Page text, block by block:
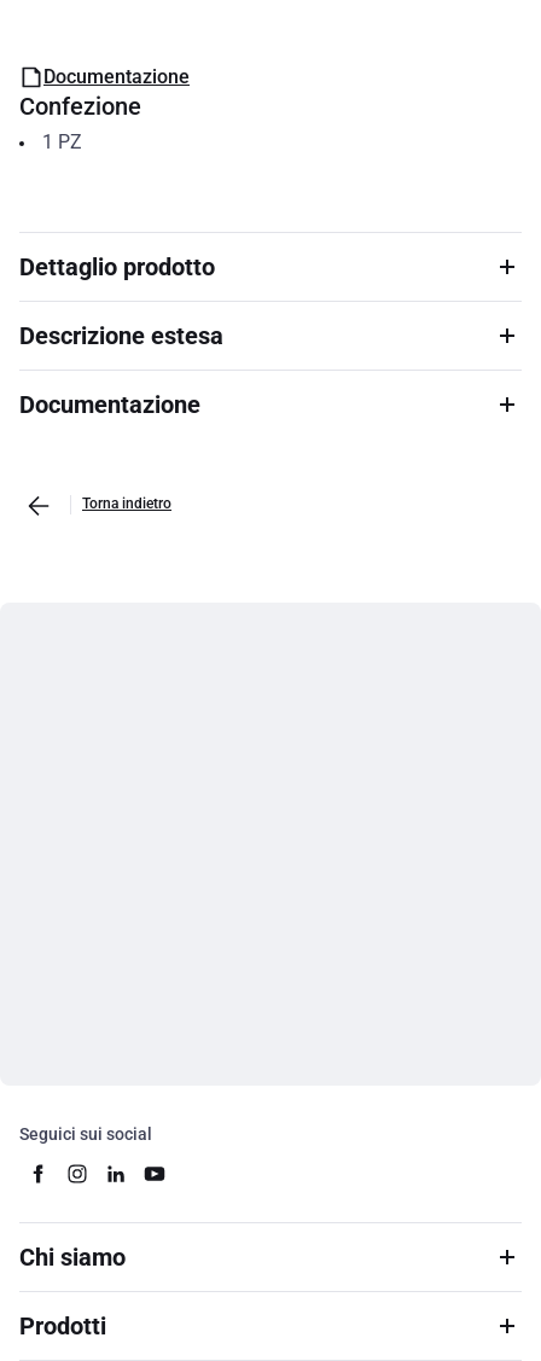
Documentazione
Confezione
1 PZ
Dettaglio prodotto
Descrizione estesa
Documentazione
Torna indietro
Seguici sui social
Chi siamo
Prodotti